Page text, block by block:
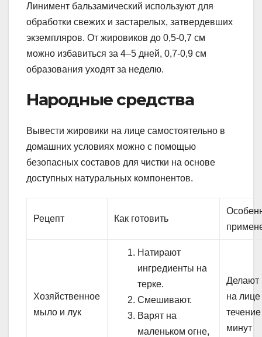
Линимент бальзамический используют для
обработки свежих и застарелых, затвердевших
экземпляров. От жировиков до 0,5-0,7 см
можно избавиться за 4–5 дней, 0,7-0,9 см
образования уходят за неделю.
Народные средства
Вывести жировики на лице самостоятельно в
домашних условиях можно с помощью
безопасных составов для чистки на основе
доступных натуральных компонентов.
Рецепт Как готовить
Хозяйственное
мыло и лук
Натирают
ингредиенты на
терке.
Смешивают.
Варят на
маленьком огне,
Делают
на лице
минут